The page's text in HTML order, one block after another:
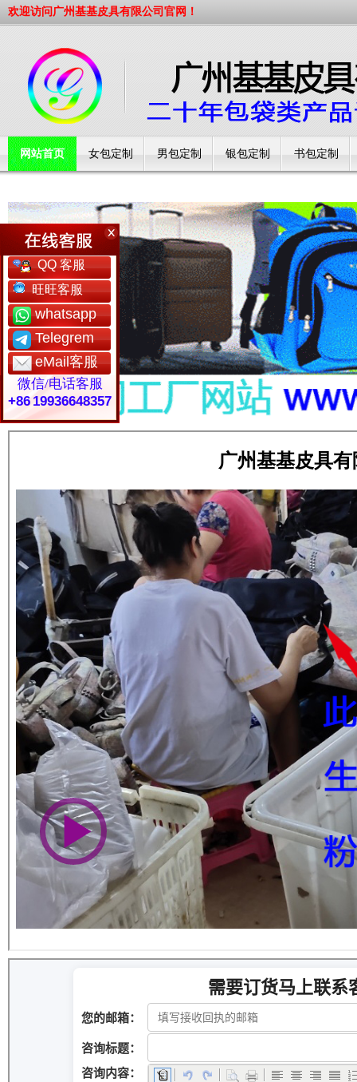
欢迎访问广州基基皮具有限公司官网！
网站首页 女包定制 男包定制 银包定制 书包定制
QQ 客服
旺旺客服
whatsapp
Telegrem
eMail客服
微信/电话客服
+86 19936648357